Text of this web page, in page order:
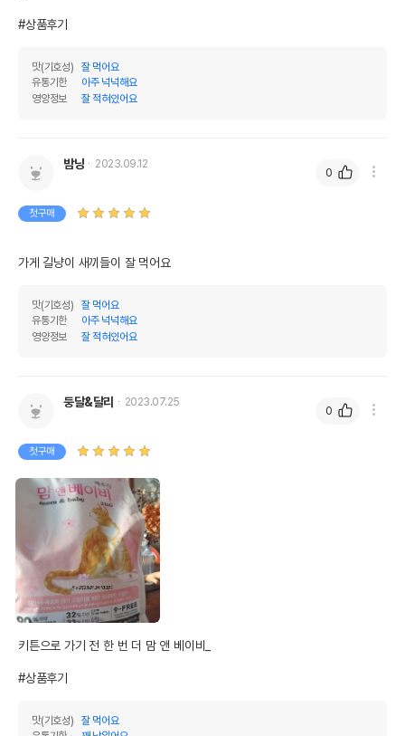
#상품후기
맛(기호성)
잘 먹어요
유통기한
아주 넉넉해요
영양정보
잘 적혀있어요
밤냥 2023.09.12
첫구매
가게 길냥이 새끼들이 잘 먹어요
맛(기호성)
잘 먹어요
유통기한
아주 넉넉해요
영양정보
잘 적혀있어요
0
둥달&달리 2023.07.25
첫구매
키튼으로 가기 전 한 번 더 맘 앤 베이비_
#상품후기
맛(기호성)
잘 먹어요
0